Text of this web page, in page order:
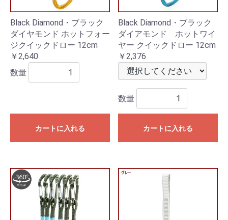
Black Diamond・ブラック
ダイヤモンド ホットフォー
ジクイックドロー 12cm
￥2,640
数量
カートに入れる
Black Diamond・ブラック
ダイアモンド ホットワイ
ヤー クイックドロー 12cm
￥2,376
数量
カートに入れる